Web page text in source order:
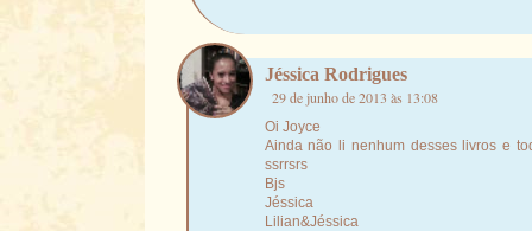
Jéssica Rodrigues
29 de junho de 2013 às 13:08
Oi Joyce
Ainda não li nenhum desses livros e
ssrrsrs
Bjs
Jéssica
Lilian&Jéssica